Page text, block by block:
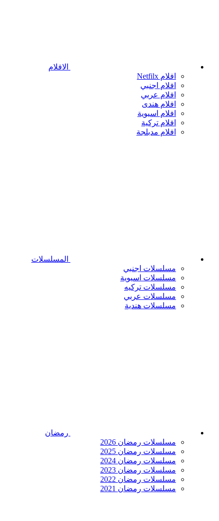
الافلام
افلام Netfilx
افلام اجنبي
افلام عربي
افلام هندى
افلام اسيوية
افلام تركية
افلام مدبلجة
المسلسلات
مسلسلات اجنبي
مسلسلات اسيوية
مسلسلات تركيه
مسلسلات عربي
مسلسلات هندية
رمضان
مسلسلات رمضان 2026
مسلسلات رمضان 2025
مسلسلات رمضان 2024
مسلسلات رمضان 2023
مسلسلات رمضان 2022
مسلسلات رمضان 2021